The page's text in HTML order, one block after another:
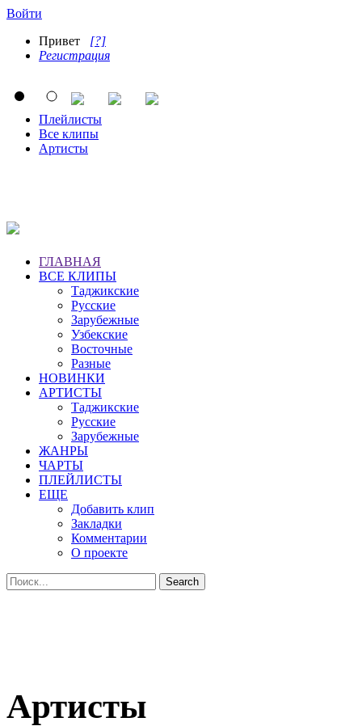
Войти
Привет [?]
Регистрация
Плейлисты
Все клипы
Артисты
ГЛАВНАЯ
ВСЕ КЛИПЫ
Таджикские
Русские
Зарубежные
Узбекские
Восточные
Разные
НОВИНКИ
АРТИСТЫ
Таджикские
Русские
Зарубежные
ЖАНРЫ
ЧАРТЫ
ПЛЕЙЛИСТЫ
ЕЩЕ
Добавить клип
Закладки
Комментарии
О проекте
Артисты